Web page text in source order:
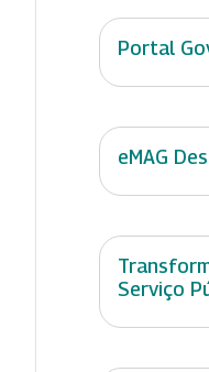
Portal
eMAG
Serviço